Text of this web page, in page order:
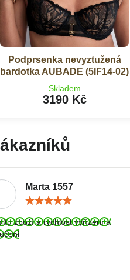
Podprsenka nevyztužená
bardotka AUBADE (5IF14-02)
Skladem
3190 Kč
Marta 1557
/
5
zboží a rychlost vyřízení a